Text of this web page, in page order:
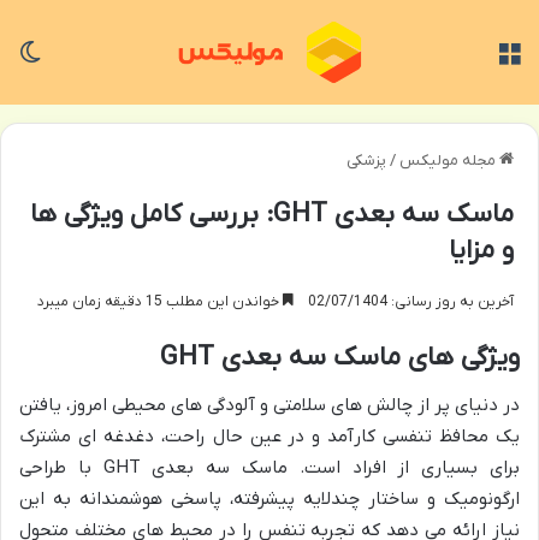
مجله مولیکس / پزشکی
ماسک سه بعدی GHT: بررسی کامل ویژگی ها
و مزایا
آخرین به روز رسانی: 02/07/1404 خواندن این مطلب 15 دقیقه زمان میبرد
ویژگی های ماسک سه بعدی GHT
در دنیای پر از چالش های سلامتی و آلودگی های محیطی امروز، یافتن
یک محافظ تنفسی کارآمد و در عین حال راحت، دغدغه ای مشترک
برای بسیاری از افراد است. ماسک سه بعدی GHT با طراحی
ارگونومیک و ساختار چندلایه پیشرفته، پاسخی هوشمندانه به این
نیاز ارائه می دهد که تجربه تنفس را در محیط های مختلف متحول